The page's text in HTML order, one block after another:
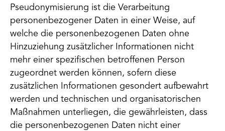
Pseudonymisierung ist die Verarbeitung
personenbezogener Daten in einer Weise, auf
welche die personenbezogenen Daten ohne
Hinzuziehung zusätzlicher Informationen nicht
mehr einer spezifischen betroffenen Person
zugeordnet werden können, sofern diese
zusätzlichen Informationen gesondert aufbewahrt
werden und technischen und organisatorischen
Maßnahmen unterliegen, die gewährleisten, dass
die personenbezogenen Daten nicht einer